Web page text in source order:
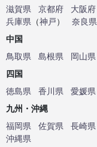
滋賀県
京都府 大阪府
兵庫県 （神戸） 奈良県
中国
鳥取県
島根県 岡山県
四国
徳島県
香川県 愛媛県
九州・沖縄
福岡県
佐賀県 長崎県
沖縄県